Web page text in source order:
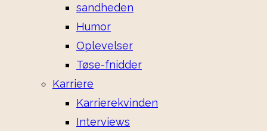
sandheden
Humor
Oplevelser
Tøse-fnidder
Karriere
Karrierekvinden
Interviews